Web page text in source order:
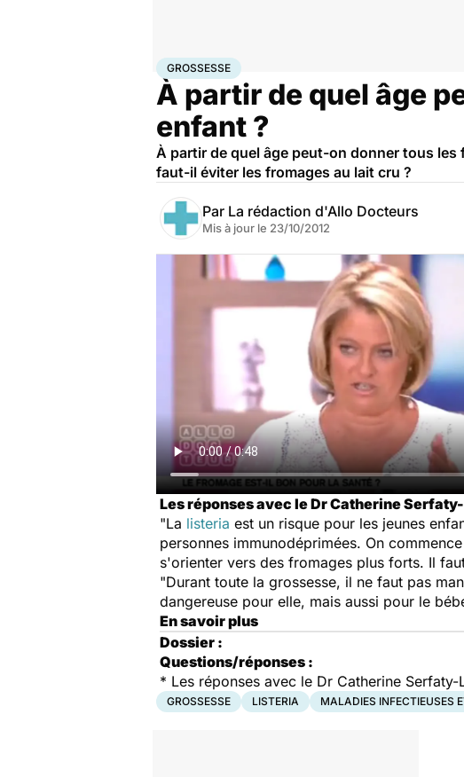
AccueilSantéMaladies
GROSSESSE
À partir de quel âge
enfant ?
À partir de quel âge peut-on donner tous
faut-il éviter les fromages au lait cru ?
Par La rédaction d'Allo Docteurs
Mis à jour le 23/10/2012
Les réponses avec le Dr Catherine
"La listeria est un risque pour les jeunes
personnes immunodéprimées. On
s'orienter vers des fromages plus forts. Il
"Durant toute la grossesse, il ne faut pas
dangereuse pour elle, mais aussi pour le
En savoir plus
Dossier :
Questions/réponses :
* Les réponses avec le Dr Catherine
GROSSESSE LISTERIA MALADIES INFECTIEUSES